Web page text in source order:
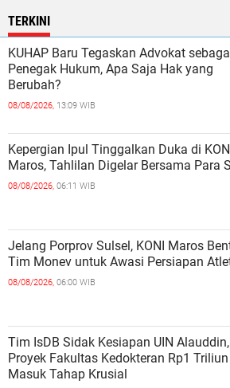
TERKINI
KUHAP Baru Tegaskan Advokat
Penegak Hukum, Apa Saja Hak yang
Berubah?
08/08/2026, 13:09 WIB
Kepergian Ipul Tinggalkan Duka di
Maros, Tahlilan Digelar Bersama Para
08/08/2026, 06:11 WIB
Jelang Porprov Sulsel, KONI Maros
Tim Monev untuk Awasi Persiapan
08/08/2026, 06:00 WIB
Tim IsDB Sidak Kesiapan UIN Alauddin,
Proyek Fakultas Kedokteran Rp1 Triliun
Masuk Tahap Krusial